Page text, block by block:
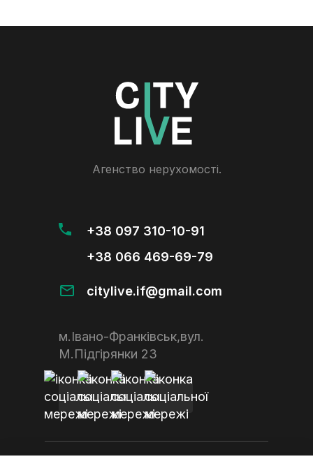
+38 097 310-10-91
+38 066 469-69-79
citylive.if@gmail.com
Агенство нерухомості.
м.Івано-Франківськ,вул.
М.Підгірянки 23